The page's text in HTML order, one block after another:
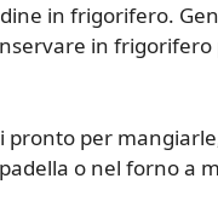
in frigorifero.
in frigorifero
pronto per
o nel forno a